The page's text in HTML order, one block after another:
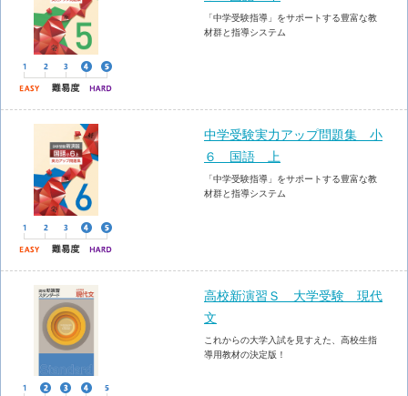
「中学受験指導」をサポートする豊富な教
材群と指導システム
中学受験実力アップ問題集 小
６ 国語 上
「中学受験指導」をサポートする豊富な教
材群と指導システム
高校新演習Ｓ 大学受験 現代
文
これからの大学入試を見すえた、高校生指
導用教材の決定版！